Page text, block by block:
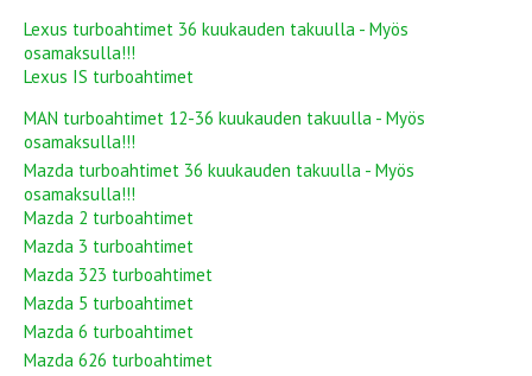
Lexus turboahtimet 36 kuukauden takuulla - Myös
osamaksulla!!!
Lexus IS turboahtimet
MAN turboahtimet 12-36 kuukauden takuulla - Myös
osamaksulla!!!
Mazda turboahtimet 36 kuukauden takuulla - Myös
osamaksulla!!!
Mazda 2 turboahtimet
Mazda 3 turboahtimet
Mazda 323 turboahtimet
Mazda 5 turboahtimet
Mazda 6 turboahtimet
Mazda 626 turboahtimet